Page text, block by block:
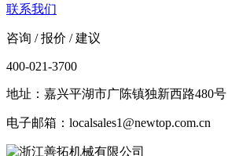
联系我们
咨询 / 报价 / 建议
400-021-3700
地址：嘉兴平湖市广陈镇独新西路480号
电子邮箱：localsales1@newtop.com.cn